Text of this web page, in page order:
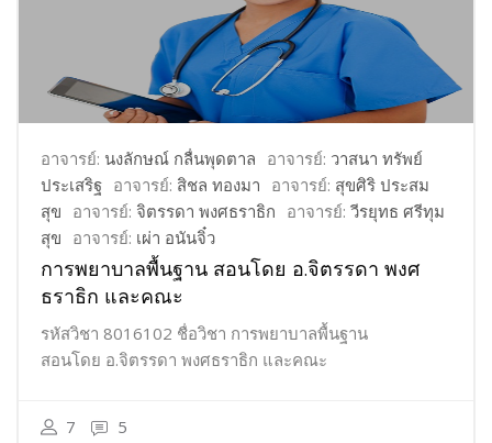
อาจารย์: นงลักษณ์ กลื่นพุดตาล อาจารย์: วาสนา ทรัพย์
ประเสริฐ อาจารย์: สิชล ทองมา อาจารย์: สุขศิริ ประสม
สุข อาจารย์: จิตรรดา พงศธราธิก อาจารย์: วีรยุทธ ศรีทุม
สุข อาจารย์: เผ่า อนันจิ๋ว
การพยาบาลพื้นฐาน สอนโดย อ.จิตรรดา พงศ
ธราธิก และคณะ
รหัสวิชา 8016102 ชื่อวิชา การพยาบาลพื้นฐาน
สอนโดย อ.จิตรรดา พงศธราธิก และคณะ
7 5